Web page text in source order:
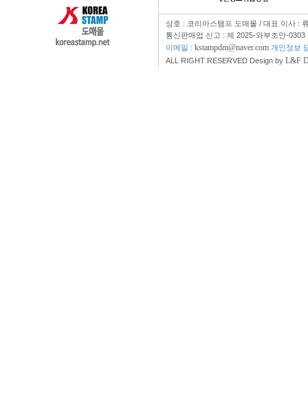
상호 : 코리아스탬프 도매몰 / 대표 이사 :
통신판매업 신고 : 제 2025-와부조안-
이메일 : kstampdm@naver.com 개인정보
ALL RIGHT RESERVED Design by L&F